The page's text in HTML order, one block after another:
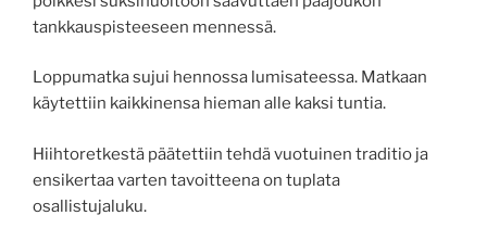
tankkauspisteeseen mennessä.
Loppumatka sujui hennossa lumisateessa. Matkaan
käytettiin kaikkinensa hieman alle kaksi tuntia.
Hiihtoretkestä päätettiin tehdä vuotuinen traditio ja
ensikertaa varten tavoitteena on tuplata
osallistujaluku.